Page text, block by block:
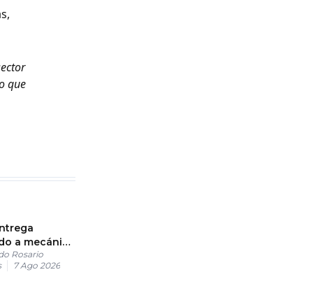
que
a mecánico
37
el Loto
Rosario
7 Ago 2026